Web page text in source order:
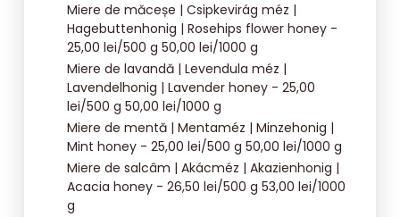
Miere de măceșe | Csipkevirág méz |
Hagebuttenhonig | Rosehips flower honey -
25,00 lei/500 g 50,00 lei/1000 g
Miere de lavandă | Levendula méz |
Lavendelhonig | Lavender honey - 25,00
lei/500 g 50,00 lei/1000 g
Miere de mentă | Mentaméz | Minzehonig |
Mint honey - 25,00 lei/500 g 50,00 lei/1000 g
Miere de salcâm | Akácméz | Akazienhonig |
Acacia honey - 26,50 lei/500 g 53,00 lei/1000
g